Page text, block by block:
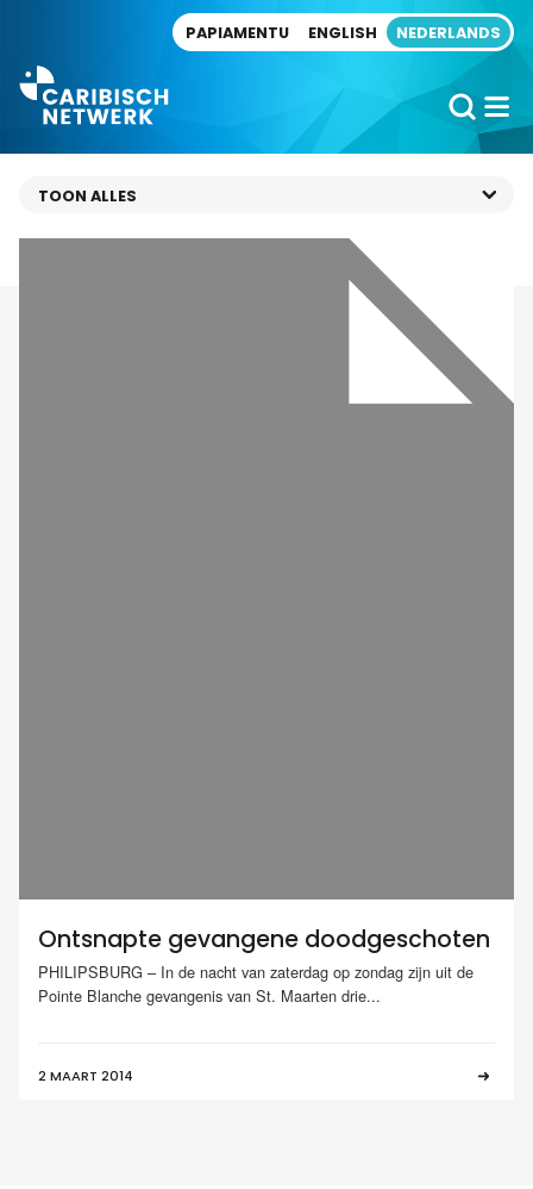
PAPIAMENTU ENGLISH NEDERLANDS
Ontsnapte gevangene doodgeschoten
PHILIPSBURG – In de nacht van zaterdag op zondag zijn uit de
Pointe Blanche gevangenis van St. Maarten drie...
2 MAART 2014